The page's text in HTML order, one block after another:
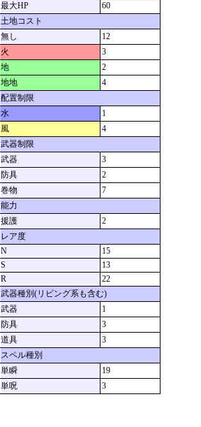
最大HP
60
土地コスト
無し
12
火
3
地
2
地地
4
配置制限
水
1
風
4
武器制限
武器
3
防具
2
巻物
7
能力
援護
2
レア度
N
15
S
13
R
22
武器種別(リビング系も含む)
武器
1
防具
3
道具
3
スペル種別
単瞬
19
単呪
3